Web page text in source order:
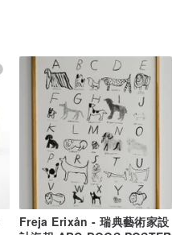
Freja Erixån - 瑞典藝術家設